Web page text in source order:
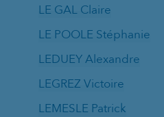
LE GAL Claire
LE POOLE Stéphanie
LEDUEY Alexandre
LEGREZ Victoire
LEMESLE Patrick